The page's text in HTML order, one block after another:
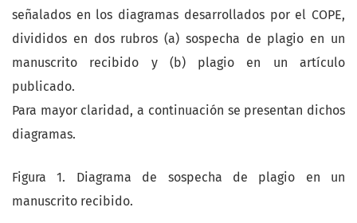
señalados en los diagramas desarrollados por el COPE,
divididos en dos rubros (a) sospecha de plagio en un
manuscrito recibido y (b) plagio en un artículo
publicado.
Para mayor claridad, a continuación se presentan dichos
diagramas.
Figura 1. Diagrama de sospecha de plagio en un
manuscrito recibido.